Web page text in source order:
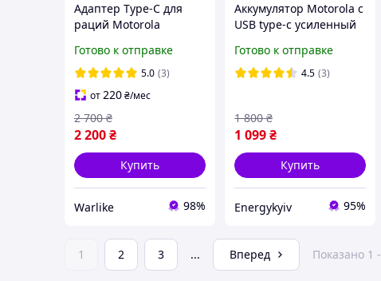
Адаптер Type-C для
раций Motorola
Переходник для
быстрой зарядки
Готово к отправке
5.0 (3)
от220₴/мес
2 200₴
2 700 ₴
Купить
Warlike 98%
Аккумулятор Motorola с
USB type-c усиленный
цифровых раций
Motorola R7 / R7a
Готово к отправке
4.5 (3)
1 099₴
1 800 ₴
Купить
Energykyiv 95%
1 2 3 ... Вперед Показано 1